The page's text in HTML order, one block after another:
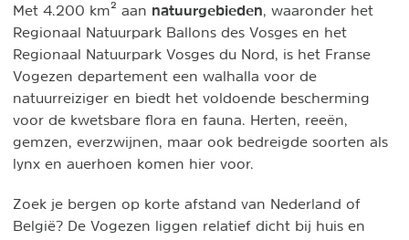
Met 4.200 km² aan natuurgebieden , waaronder het
Regionaal Natuurpark Ballons des Vosges en het
Regionaal Natuurpark Vosges du Nord, is het Franse
Vogezen departement een walhalla voor de
natuurreiziger en biedt het voldoende bescherming
voor de kwetsbare flora en fauna. Herten, reeën,
gemzen, everzwijnen, maar ook bedreigde soorten als
lynx en auerhoen komen hier voor.
Zoek je bergen op korte afstand van Nederland of
België? De Vogezen liggen relatief dicht bij huis en